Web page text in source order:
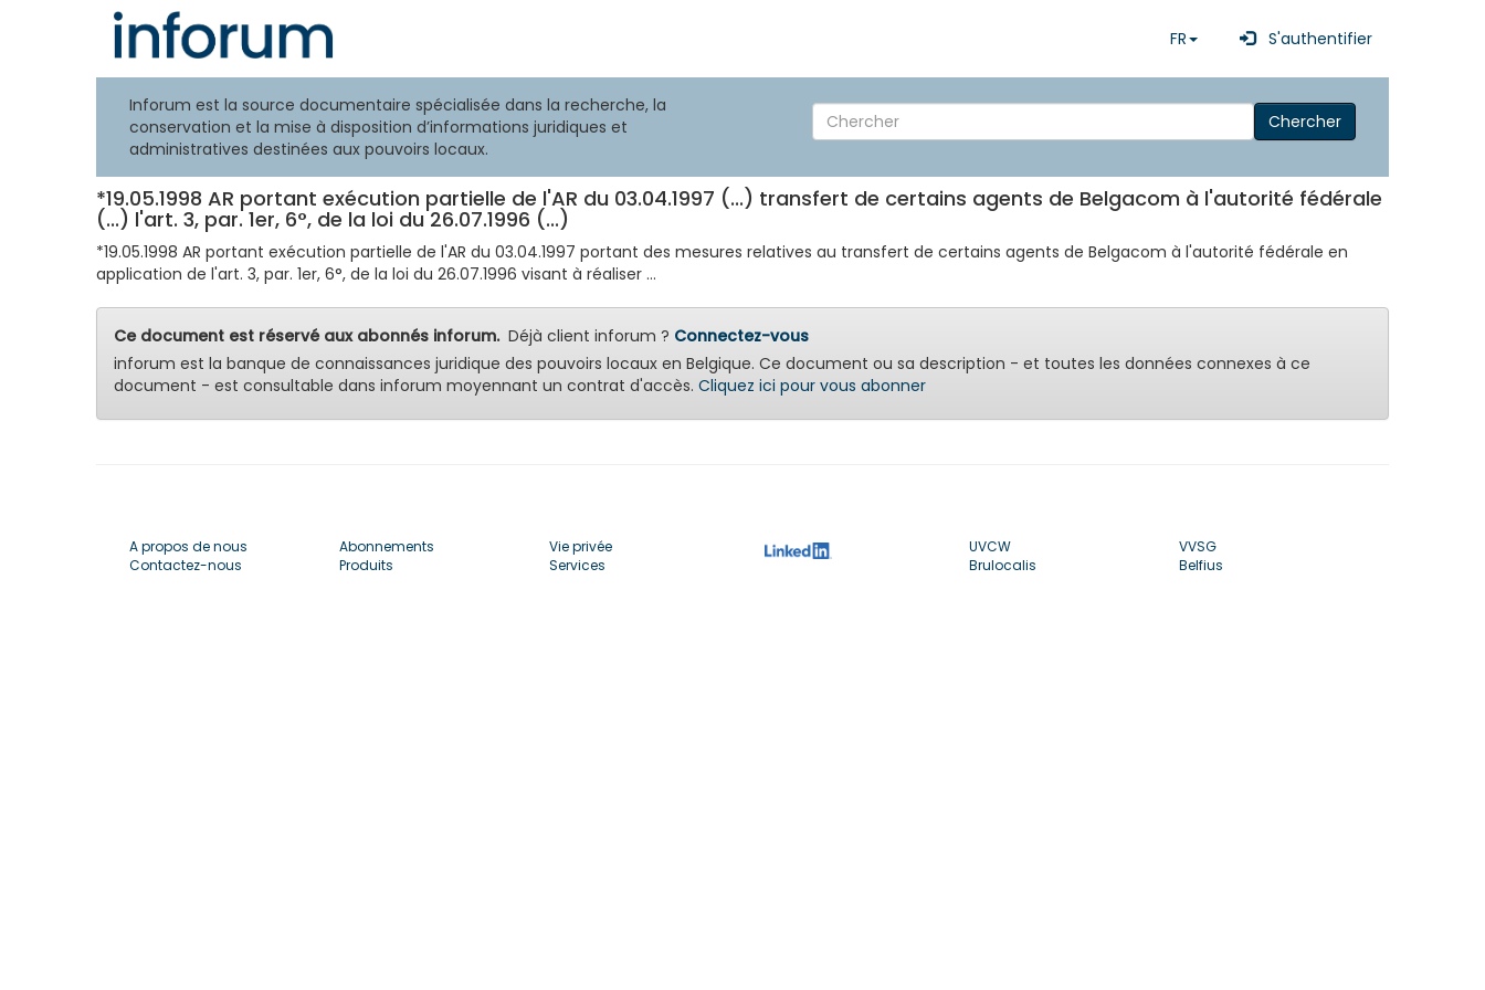
FR S'authentifier
Inforum est la source documentaire spécialisée dans la recherche, la
conservation et la mise à disposition d’informations juridiques et
administratives destinées aux pouvoirs locaux.
Chercher
*19.05.1998 AR portant exécution partielle de l'AR du 03.04.1997 (...) transfert de certains agents de Belgacom à l'autorité fédérale
(...) l'art. 3, par. 1er, 6°, de la loi du 26.07.1996 (...)
*19.05.1998 AR portant exécution partielle de l'AR du 03.04.1997 portant des mesures relatives au transfert de certains agents de Belgacom à l'autorité fédérale en
application de l'art. 3, par. 1er, 6°, de la loi du 26.07.1996 visant à réaliser ...
Ce document est réservé aux abonnés inforum.Déjà client inforum ? Connectez-vous
inforum est la banque de connaissances juridique des pouvoirs locaux en Belgique. Ce document ou sa description - et toutes les données connexes à ce
document - est consultable dans inforum moyennant un contrat d'accès. Cliquez ici pour vous abonner
A propos de nous
Contactez-nous
Abonnements
Produits
Vie privée
Services
UVCW
Brulocalis
VVSG
Belfius